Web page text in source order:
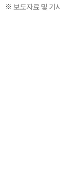
※ 보도자료 및 기